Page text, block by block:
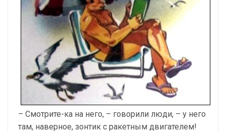
– Смотрите-ка на него, – говорили люди, – у него
там, наверное, зонтик с ракетным двигателем!